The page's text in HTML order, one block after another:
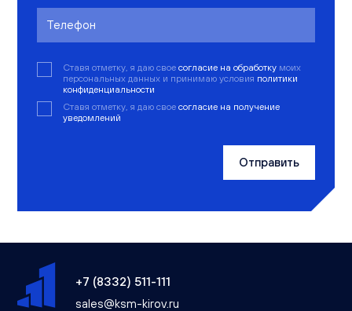
Ставя отметку, я даю свое согласие на обработку моих
персональных данных и принимаю условия политики
конфиденциальности
Ставя отметку, я даю свое согласие на получение
уведомлений
Отправить
+7 (8332) 511-111
sales@ksm-kirov.ru